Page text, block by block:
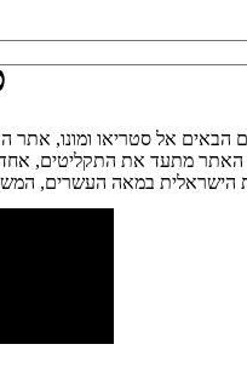
הבאים אל סטריאו ומונו, אתר
האתר מתעד את התקליטים,
הישראלית במאה העשרים,